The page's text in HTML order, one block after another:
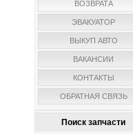
ВОЗВРАТА
ЭВАКУАТОР
ВЫКУП АВТО
ВАКАНСИИ
КОНТАКТЫ
ОБРАТНАЯ СВЯЗЬ
Поиск запчасти